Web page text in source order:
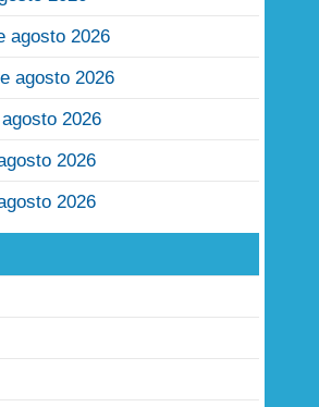
agosto 2026
agosto 2026
2026
2026
2026